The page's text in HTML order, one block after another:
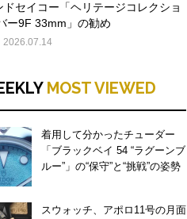
ドセイコー「ヘリテージコレクショ
ー9F 33mm」の勧め
2026.07.14
MOST VIEWED
着用して分かったチューダー
「ブラックベイ 54 “ラグーンブ
ルー”」の“保守”と“挑戦”の姿勢
スウォッチ、アポロ11号の月面